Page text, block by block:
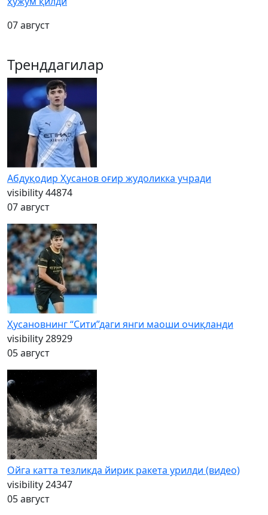
07 август
Тренддагилар
Абдуқодир Ҳусанов оғир жудоликка учради
visibility44874
07 август
Ҳусановнинг “Сити”даги янги маоши очиқланди
visibility28929
05 август
Ойга катта тезликда йирик ракета урилди (видео)
visibility24347
05 август